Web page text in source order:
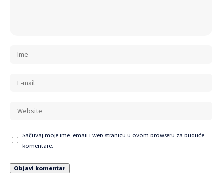
Sačuvaj moje ime, email i web stranicu u ovom browseru za buduće
komentare.